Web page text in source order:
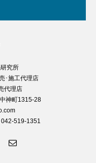
究所
･施工代理店
代理店
神町1315-28
519-1351